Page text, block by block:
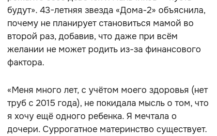
будут». 43-летняя звезда «Дома-2» объяснила,
почему не планирует становиться мамой во
второй раз, добавив, что даже при всём
желании не может родить из-за финансового
фактора.
«Меня много лет, с учётом моего здоровья (нет
труб с 2015 года), не покидала мысль о том, что
я хочу ещё одного ребенка. Я мечтала о
дочери. Суррогатное материнство существует.